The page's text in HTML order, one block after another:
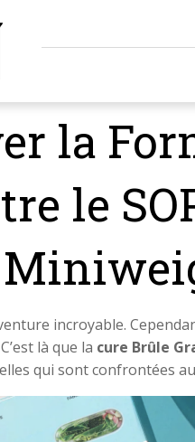
la
le
incroyable.
là que la cure Brûle
qui sont confrontées